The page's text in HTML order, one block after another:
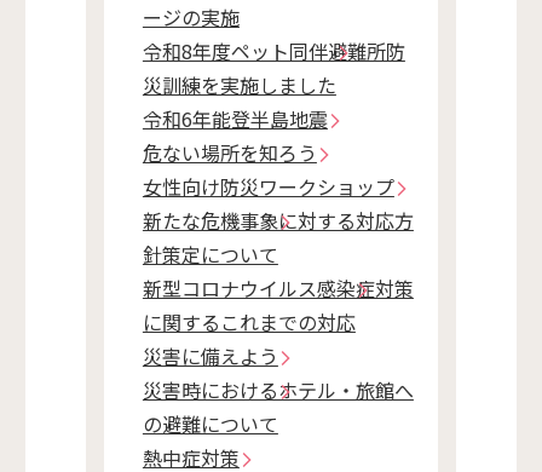
ージの実施
令和8年度ペット同伴避難所防
災訓練を実施しました
令和6年能登半島地震
危ない場所を知ろう
女性向け防災ワークショップ
新たな危機事象に対する対応方
針策定について
新型コロナウイルス感染症対策
に関するこれまでの対応
災害に備えよう
災害時におけるホテル・旅館へ
の避難について
熱中症対策